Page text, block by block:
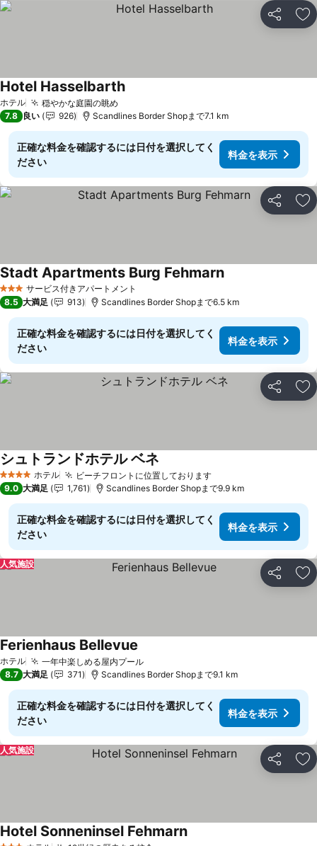
シェア お
ホテル 穏やかな庭園の眺め
Hotel Hasselbarth料金を表示
7.8 良い 926 Scandlines Border Shopまで7.1 km
正確な料金を確認するには日付を選択してく
ださい
料金を表示
シェア お
3 ホテルのランク
サービス付きアパートメント
Stadt Apartments Burg Fehmarn料金を表示
8.5 大満足 913 Scandlines Border Shopまで6.5 km
正確な料金を確認するには日付を選択してく
ださい
料金を表示
シェア お
4 ホテルのランク
ホテル ビーチフロントに位置しております料金を表示
シュトランドホテル ベネ
9.0 大満足 1,761 Scandlines Border Shopまで9.9 km
正確な料金を確認するには日付を選択してく
ださい
料金を表示
シェア お
人気施設
ホテル 一年中楽しめる屋内プール料金を表示
Ferienhaus Bellevue
8.7 大満足 371 Scandlines Border Shopまで9.1 km
正確な料金を確認するには日付を選択してく
ださい
料金を表示
シェア お
人気施設
Hotel Sonneninsel Fehmarn料金を表示